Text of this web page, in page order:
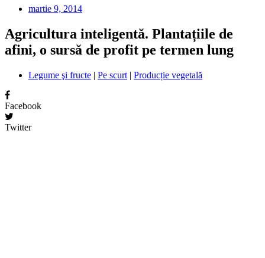
martie 9, 2014
Agricultura inteligentă. Plantațiile de
afini, o sursă de profit pe termen lung
Legume şi fructe | Pe scurt | Producție vegetală
Facebook
Twitter